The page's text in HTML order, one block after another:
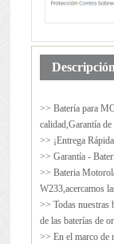
>> Batería para
calidad,Garantía
>> ¡Entrega
>> Garantía -
>> Bateria
W233,acercamos
>> Todas nuestras
de las baterías de
>> En el marco de